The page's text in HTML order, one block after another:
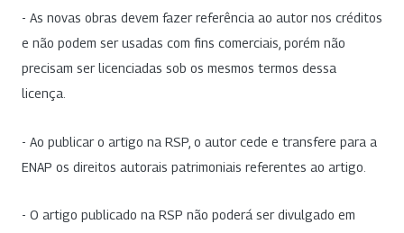
- As novas obras devem fazer referência ao autor nos créditos
e não podem ser usadas com fins comerciais, porém não
precisam ser licenciadas sob os mesmos termos dessa
licença.
- Ao publicar o artigo na RSP, o autor cede e transfere para a
ENAP os direitos autorais patrimoniais referentes ao artigo.
- O artigo publicado na RSP não poderá ser divulgado em